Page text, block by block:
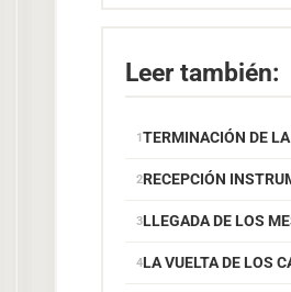
Leer también:
TERMINACIÓN DE
RECEPCIÓN
LLEGADA DE LOS
LA VUELTA DE LOS